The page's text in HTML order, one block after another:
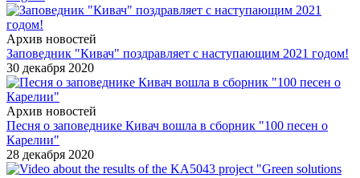
Архив новостей
Заповедник "Кивач" поздравляет с наступающим 2021 годом!
30 декабря 2020
Архив новостей
Песня о заповеднике Кивач вошла в сборник "100 песен о
Карелии"
28 декабря 2020